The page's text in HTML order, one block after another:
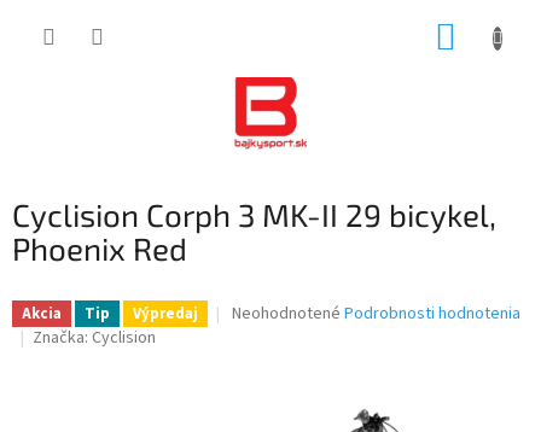
Cyclision Corph 3 MK-II 29 bicykel,
Phoenix Red
Akcia Tip Výpredaj
Priemerné
Neohodnotené Podrobnosti hodnotenia
Značka: Cyclision